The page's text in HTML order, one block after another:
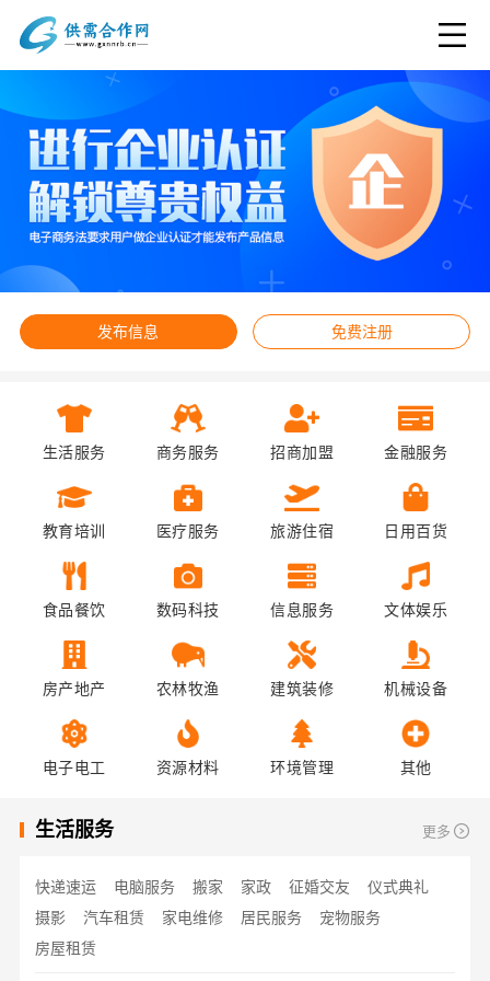
发布信息 免费注册
生活服务 商务服务 招商加盟 金融服务
教育培训 医疗服务 旅游住宿 日用百货
食品餐饮 数码科技 信息服务 文体娱乐
房产地产 农林牧渔 建筑装修 机械设备
电子电工 资源材料 环境管理 其他
生活服务 更多
快递速运 电脑服务 搬家 家政 征婚交友
仪式典礼
摄影
汽车租赁 家电维修 居民服务
宠物服务
房屋租赁